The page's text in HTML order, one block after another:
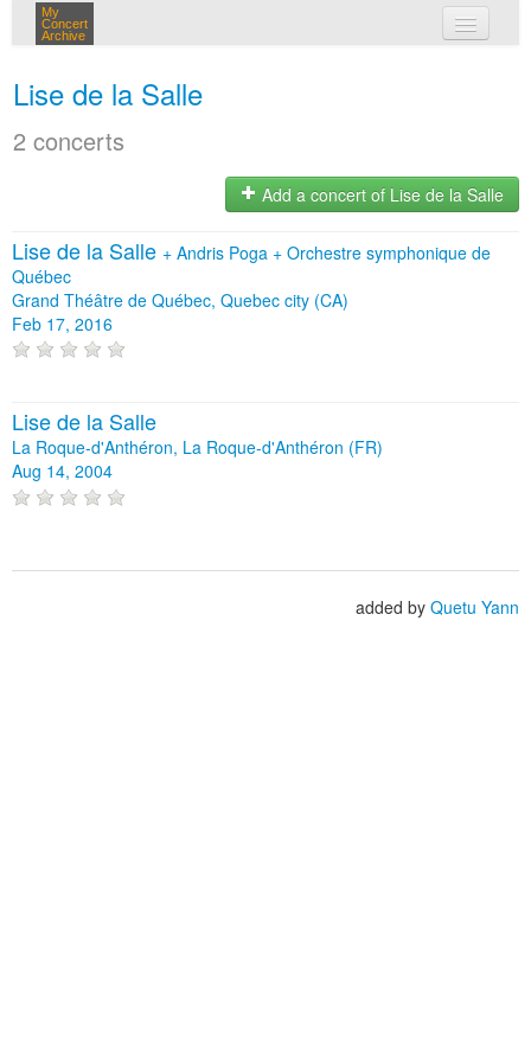
My
Concert
Archive
Lise de la Salle
2 concerts
Add a concert of Lise de la Salle
Lise de la Salle + Andris Poga + Orchestre symphonique de
Québec
Grand Théâtre de Québec, Quebec city (CA)
Feb 17, 2016
Lise de la Salle
La Roque-d'Anthéron, La Roque-d'Anthéron (FR)
Aug 14, 2004
added by Quetu Yann